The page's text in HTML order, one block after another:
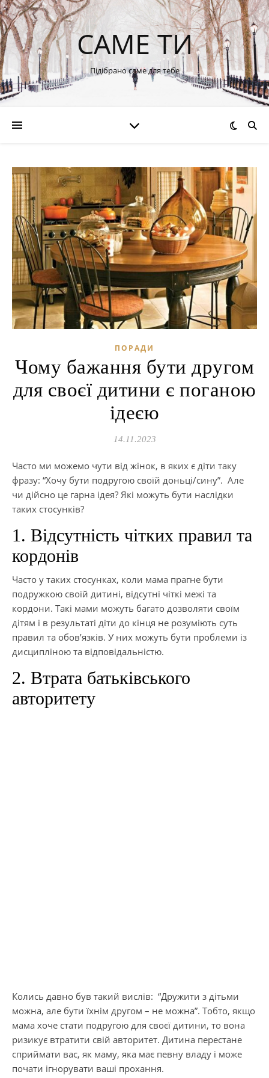
САМЕ ТИ
Підібрано саме для тебе
ПОРАДИ
Чому бажання бути другом
для своєї дитини є поганою
ідеєю
14.11.2023
Часто ми можемо чути від жінок, в яких є діти таку
фразу: “Хочу бути подругою своїй доньці/сину”. Але
чи дійсно це гарна ідея? Які можуть бути наслідки
таких стосунків?
1. Відсутність чітких правил та
кордонів
Часто у таких стосунках, коли мама прагне бути
подружкою своїй дитині, відсутні чіткі межі та
кордони. Такі мами можуть багато дозволяти своїм
дітям і в результаті діти до кінця не розуміють суть
правил та обов’язків. У них можуть бути проблеми із
дисципліною та відповідальністю.
2. Втрата батьківського
авторитету
Колись давно був такий вислів: “Дружити з дітьми
можна, але бути їхнім другом – не можна”. Тобто, якщо
мама хоче стати подругою для своєї дитини, то вона
ризикує втратити свій авторитет. Дитина перестане
сприймати вас, як маму, яка має певну владу і може
почати ігнорувати ваші прохання.